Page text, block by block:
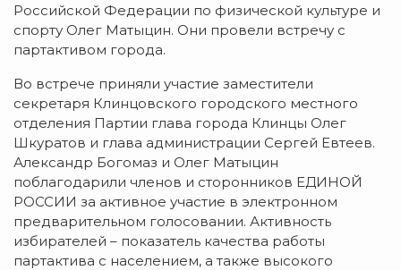
Российской Федерации по физической культуре и
спорту Олег Матыцин. Они провели встречу с
партактивом города.
Во встрече приняли участие заместители
секретаря Клинцовского городского местного
отделения Партии глава города Клинцы Олег
Шкуратов и глава администрации Сергей Евтеев.
Александр Богомаз и Олег Матыцин
поблагодарили членов и сторонников ЕДИНОЙ
РОССИИ за активное участие в электронном
предварительном голосовании. Активность
избирателей – показатель качества работы
партактива с населением, а также высокого